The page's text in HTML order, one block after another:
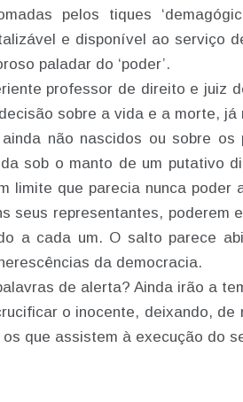
pelos tiques
e disponível ao serviço
paladar do ‘poder’.
professor de direito e juiz
sobre a vida e a morte,
não nascidos ou sobre os
sob o manto de um putativo
limite que parecia nunca
seus representantes, poderem
a cada um. O salto parece
da democracia.
de alerta? Ainda irão a
o inocente, deixando,
que assistem à execução do